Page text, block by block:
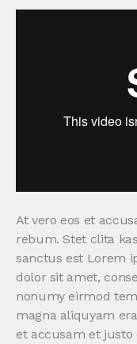
At vero eos et
rebum. Stet clita
sanctus est Lorem
dolor sit amet,
nonumy eirmod
magna aliquyam
et accusam et